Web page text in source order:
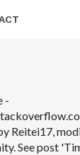
-
Reitei17,
See post